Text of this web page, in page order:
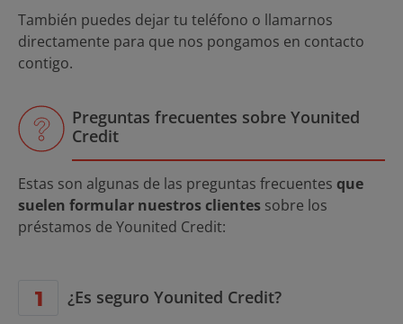
También puedes dejar tu teléfono o llamarnos
directamente para que nos pongamos en contacto
contigo.
Preguntas frecuentes sobre Younited
Credit
Estas son algunas de las preguntas frecuentes que
suelen formular nuestros clientes sobre los
préstamos de Younited Credit:
¿Es seguro Younited Credit?